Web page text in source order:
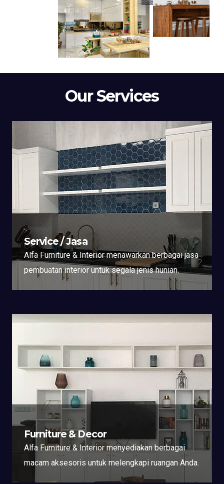
Our Services
Service / Jasa
Alfa Furniture & Interior menawarkan berbagai jasa
pembuatan interior untuk segala jenis hunian.
Furniture & Decor
Alfa Furniture & Interior menyediakan berbagai
macam aksesoris untuk melengkapi ruangan Anda.